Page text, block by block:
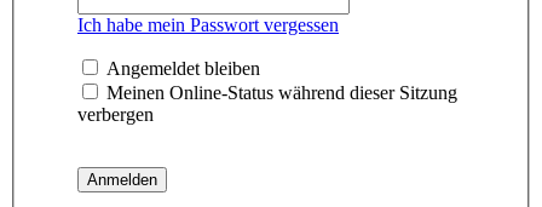
Ich habe mein Passwort vergessen
Angemeldet bleiben
Meinen Online-Status während dieser Sitzung
verbergen